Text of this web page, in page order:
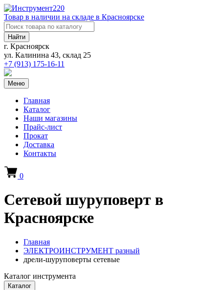
Товар в наличии на складе в Красноярске
Найти
г. Красноярск
ул. Калинина 43, склад 25
+7 (913) 175-16-11
Меню
Главная
Каталог
Наши магазины
Прайс-лист
Прокат
Доставка
Контакты
0
Сетевой шуруповерт в
Красноярске
Главная
ЭЛЕКТРОИНСТРУМЕНТ разный
дрели-шуруповерты сетевые
Каталог инструмента
Каталог